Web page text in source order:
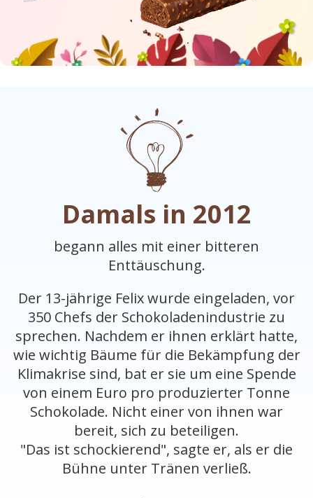
Damals in 2012
begann alles mit einer bitteren
Enttäuschung.
Der 13-jährige Felix wurde eingeladen, vor
350 Chefs der Schokoladenindustrie zu
sprechen. Nachdem er ihnen erklärt hatte,
wie wichtig Bäume für die Bekämpfung der
Klimakrise sind, bat er sie um eine Spende
von einem Euro pro produzierter Tonne
Schokolade. Nicht einer von ihnen war
bereit, sich zu beteiligen.
"Das ist schockierend", sagte er, als er die
Bühne unter Tränen verließ.